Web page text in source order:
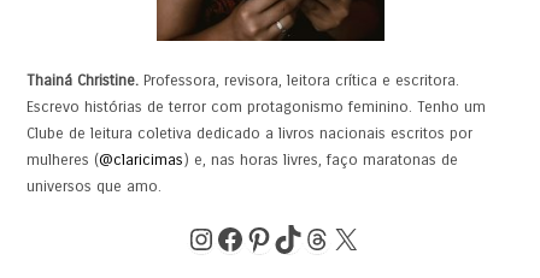
Thainá Christine. Professora, revisora, leitora crítica e escritora.
Escrevo histórias de terror com protagonismo feminino. Tenho um
Clube de leitura coletiva dedicado a livros nacionais escritos por
mulheres (@claricimas) e, nas horas livres, faço maratonas de
universos que amo.